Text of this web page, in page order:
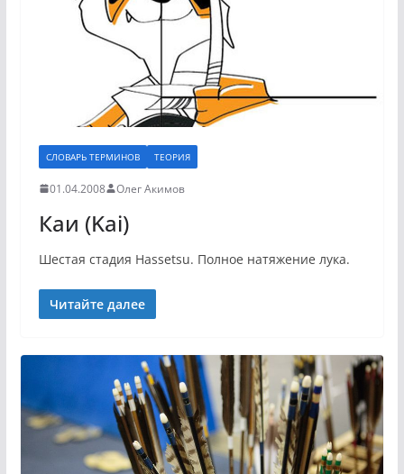
СЛОВАРЬ ТЕРМИНОВ ТЕОРИЯ
01.04.2008 Олег Акимов
Каи (Kai)
Шестая стадия Hassetsu. Полное натяжение лука.
Читайте далее